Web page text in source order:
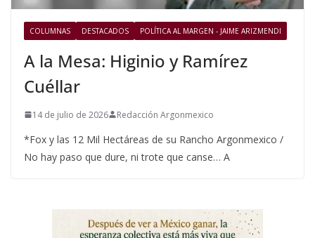
COLUMNAS DESTACADOS POLÍTICA AL MARGEN - JAIME ARIZMENDI
A la Mesa: Higinio y Ramírez
Cuéllar
14 de julio de 2026 Redacción Argonmexico
*Fox y las 12 Mil Hectáreas de su Rancho Argonmexico /
No hay paso que dure, ni trote que canse… A